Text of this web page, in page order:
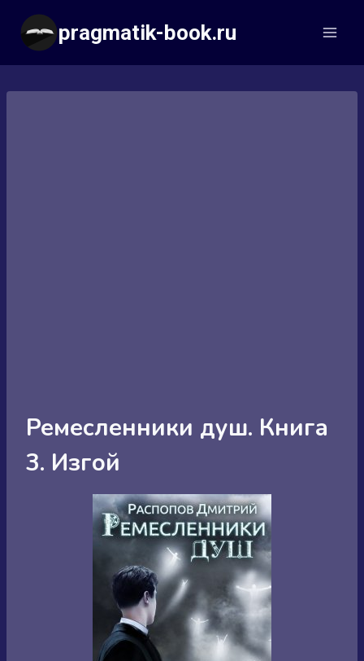
Перейти
содержимому
pragmatik-book.ru
Ремесленники душ. Книга
3. Изгой